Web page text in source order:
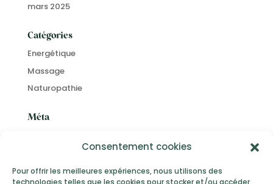
Consentement cookies
Pour offrir les meilleures expériences, nous utilisons des
technologies telles que les cookies pour stocker et/ou accéder
mars 2025
Catégories
Energétique
Massage
Naturopathie
Méta
Flux des publications
Flux des commentaires